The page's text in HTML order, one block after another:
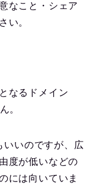
なこと・シェア
い。
なるドメイン
。
いいのですが、広
度が低いなどの
には向いていま